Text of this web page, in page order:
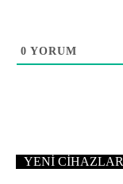
0 YORUM
YENI CIHAZLAR